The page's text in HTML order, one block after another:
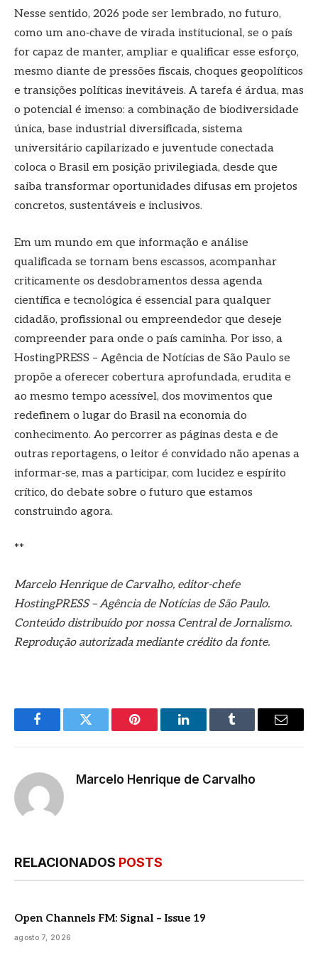
Nesse sentido, 2026 pode ser lembrado, no futuro,
como um ano‑chave de virada institucional, se o país
for capaz de manter, ampliar e qualificar esse esforço,
mesmo diante de pressões fiscais, choques geopolíticos
e transições políticas inevitáveis. A tarefa é árdua, mas
o potencial é imenso: a combinação de biodiversidade
única, base industrial diversificada, sistema
universitário capilarizado e juventude conectada
coloca o Brasil em posição privilegiada, desde que
saiba transformar oportunidades difusas em projetos
concretos, sustentáveis e inclusivos.
Em um mundo em que informação e análise
qualificada se tornam bens escassos, acompanhar
criticamente os desdobramentos dessa agenda
científica e tecnológica é essencial para qualquer
cidadão, profissional ou empreendedor que deseje
compreender para onde o país caminha. Por isso, a
HostingPRESS – Agência de Notícias de São Paulo se
propõe a oferecer cobertura aprofundada, erudita e
ao mesmo tempo acessível, dos movimentos que
redefinem o lugar do Brasil na economia do
conhecimento. Ao percorrer as páginas desta e de
outras reportagens, o leitor é convidado não apenas a
informar‑se, mas a participar, com lucidez e espírito
crítico, do debate sobre o futuro que estamos
construindo agora.
**
Marcelo Henrique de Carvalho, editor-chefe
HostingPRESS – Agência de Notícias de São Paulo.
Conteúdo distribuído por nossa Central de Jornalismo.
Reprodução autorizada mediante crédito da fonte.
FacebookTwitter Pinterest LinkedInTumblr
E-
Marcelo Henrique de Carvalho
RELACIONADOS POSTS
Open Channels FM: Signal – Issue 19
agosto 7, 2026